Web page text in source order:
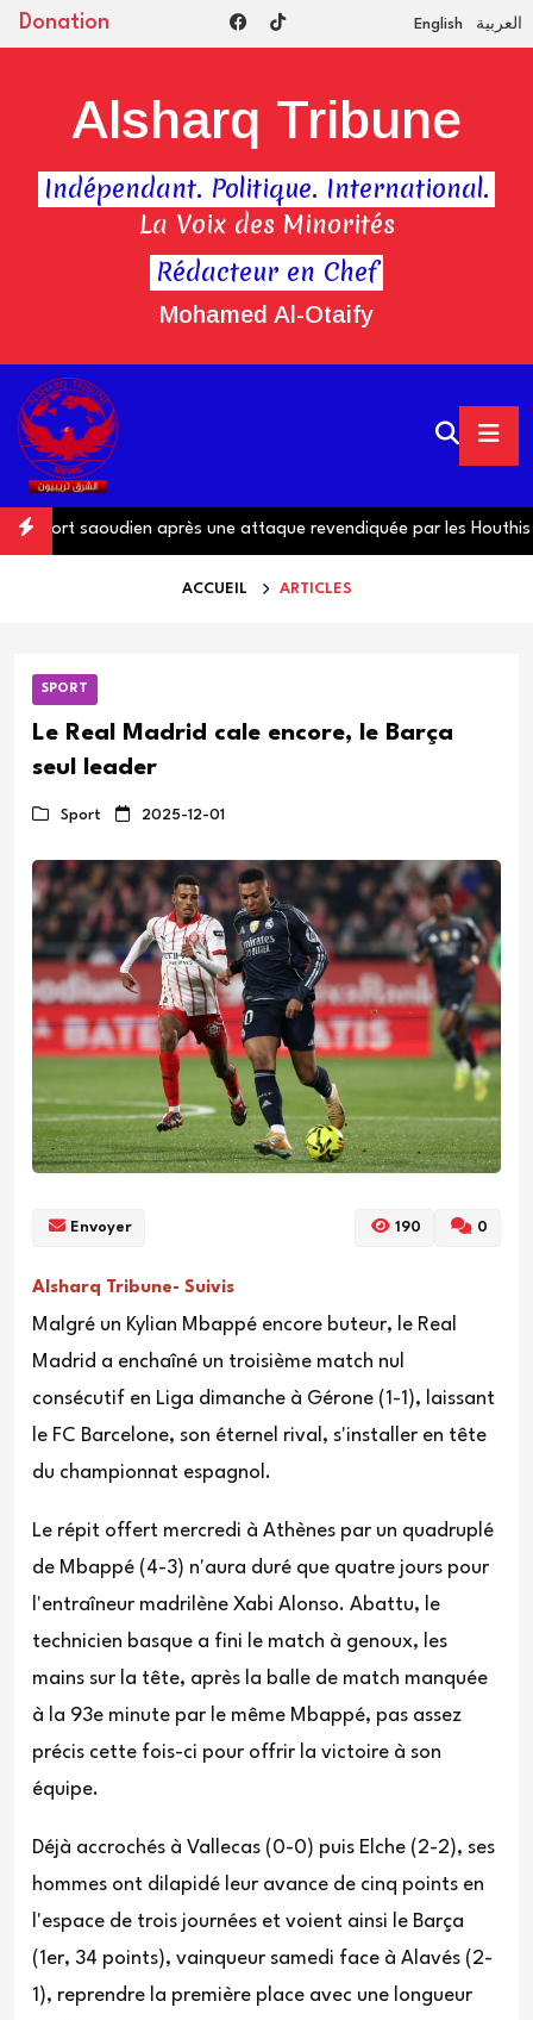
Donation English العربية
Rédacteur en Chef
Mohamed Al-Otaify
Alsharq Tribune
Indépendant. Politique. International.
La Voix des Minorités
saoudien après une attaque revendiquée par les Houthis
ACCUEIL ARTICLES
SPORT
Le Real Madrid cale encore, le Barça
seul leader
Sport 2025-12-01
Envoyer 190 0
Alsharq Tribune- Suivis
Malgré un Kylian Mbappé encore buteur, le Real
Madrid a enchaîné un troisième match nul
consécutif en Liga dimanche à Gérone (1-1), laissant
le FC Barcelone, son éternel rival, s'installer en tête
du championnat espagnol.
Le répit offert mercredi à Athènes par un quadruplé
de Mbappé (4-3) n'aura duré que quatre jours pour
l'entraîneur madrilène Xabi Alonso. Abattu, le
technicien basque a fini le match à genoux, les
mains sur la tête, après la balle de match manquée
à la 93e minute par le même Mbappé, pas assez
précis cette fois-ci pour offrir la victoire à son
équipe.
Déjà accrochés à Vallecas (0-0) puis Elche (2-2), ses
hommes ont dilapidé leur avance de cinq points en
l'espace de trois journées et voient ainsi le Barça
(1er, 34 points), vainqueur samedi face à Alavés (2-
1), reprendre la première place avec une longueur